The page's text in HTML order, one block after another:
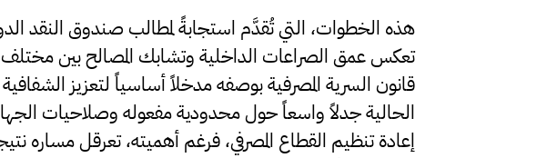
هذه الخطوات، التي تُقدَّم استجابةً لمطالب صندوق النقد
تعكس عمق الصراعات الداخلية وتشابك المصالح بين مختلف
قانون السرية المصرفية بوصفه مدخلاً أساسياً لتعزيز
الحالية جدلاً واسعاً حول محدودية مفعوله وصلاحيات
إعادة تنظيم القطاع المصرفي، فرغم أهميته، تعرقل مساره